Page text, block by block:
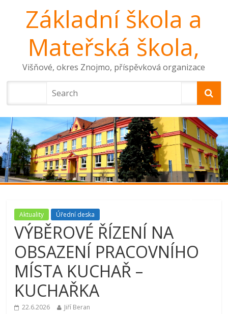
Základní škola a
Mateřská škola,
Višňové, okres Znojmo, příspěvková organizace
Aktuality Úřední deska
VÝBĚROVÉ ŘÍZENÍ NA
OBSAZENÍ PRACOVNÍHO
MÍSTA KUCHAŘ –
KUCHAŘKA
22.6.2026 Jiří Beran